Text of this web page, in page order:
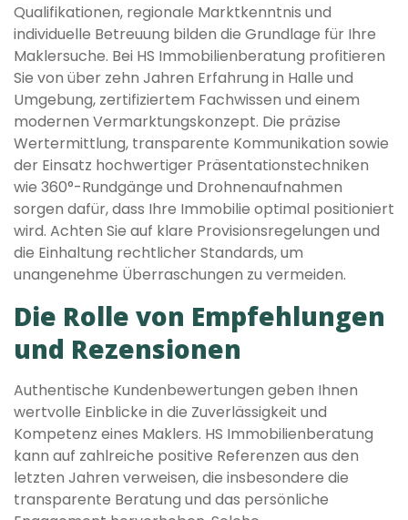
Qualifikationen, regionale Marktkenntnis und
individuelle Betreuung bilden die Grundlage für Ihre
Maklersuche. Bei HS Immobilienberatung profitieren
Sie von über zehn Jahren Erfahrung in Halle und
Umgebung, zertifiziertem Fachwissen und einem
modernen Vermarktungskonzept. Die präzise
Wertermittlung, transparente Kommunikation sowie
der Einsatz hochwertiger Präsentationstechniken
wie 360°-Rundgänge und Drohnenaufnahmen
sorgen dafür, dass Ihre Immobilie optimal positioniert
wird. Achten Sie auf klare Provisionsregelungen und
die Einhaltung rechtlicher Standards, um
unangenehme Überraschungen zu vermeiden.
Die Rolle von Empfehlungen
und Rezensionen
Authentische Kundenbewertungen geben Ihnen
wertvolle Einblicke in die Zuverlässigkeit und
Kompetenz eines Maklers. HS Immobilienberatung
kann auf zahlreiche positive Referenzen aus den
letzten Jahren verweisen, die insbesondere die
transparente Beratung und das persönliche